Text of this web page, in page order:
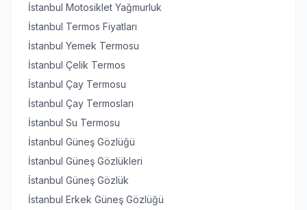
İstanbul Motosiklet Yağmurluk
İstanbul Termos Fiyatları
İstanbul Yemek Termosu
İstanbul Çelik Termos
İstanbul Çay Termosu
İstanbul Çay Termosları
İstanbul Su Termosu
İstanbul Güneş Gözlüğü
İstanbul Güneş Gözlükleri
İstanbul Güneş Gözlük
İstanbul Erkek Güneş Gözlüğü